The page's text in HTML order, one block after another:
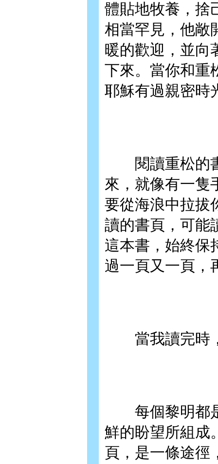
體貼地牧養，捨
相當罕見，他敞
暖的歡迎，並向
下來。當你和重
耶穌有過親密時
閱讀重松的書
來，就像有一隻
要從海浪中拉拔
讀的書頁，可能
這本書，始終保
過一頁又一頁，
當我讀完時
每個黎明都是
鮮的盼望所組成
頁，是一條途徑